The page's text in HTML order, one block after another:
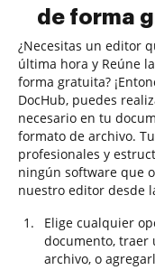
de forma
¿Necesitas un editor
última hora y Reúne
forma gratuita?
DocHub, puedes
necesario en tu
formato de archivo.
profesionales y
ningún software que
nuestro editor desde
Elige cualquier
documento, traer
archivo, o